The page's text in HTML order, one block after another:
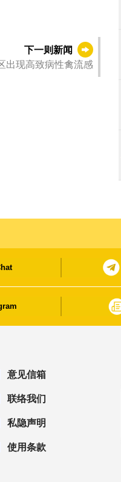
下一则新闻
出现高致病性禽流感
意见信箱
联络我们
私隐声明
使用条款